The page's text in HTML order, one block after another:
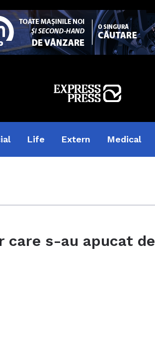
Life Extern Medical
care s-au apucat de